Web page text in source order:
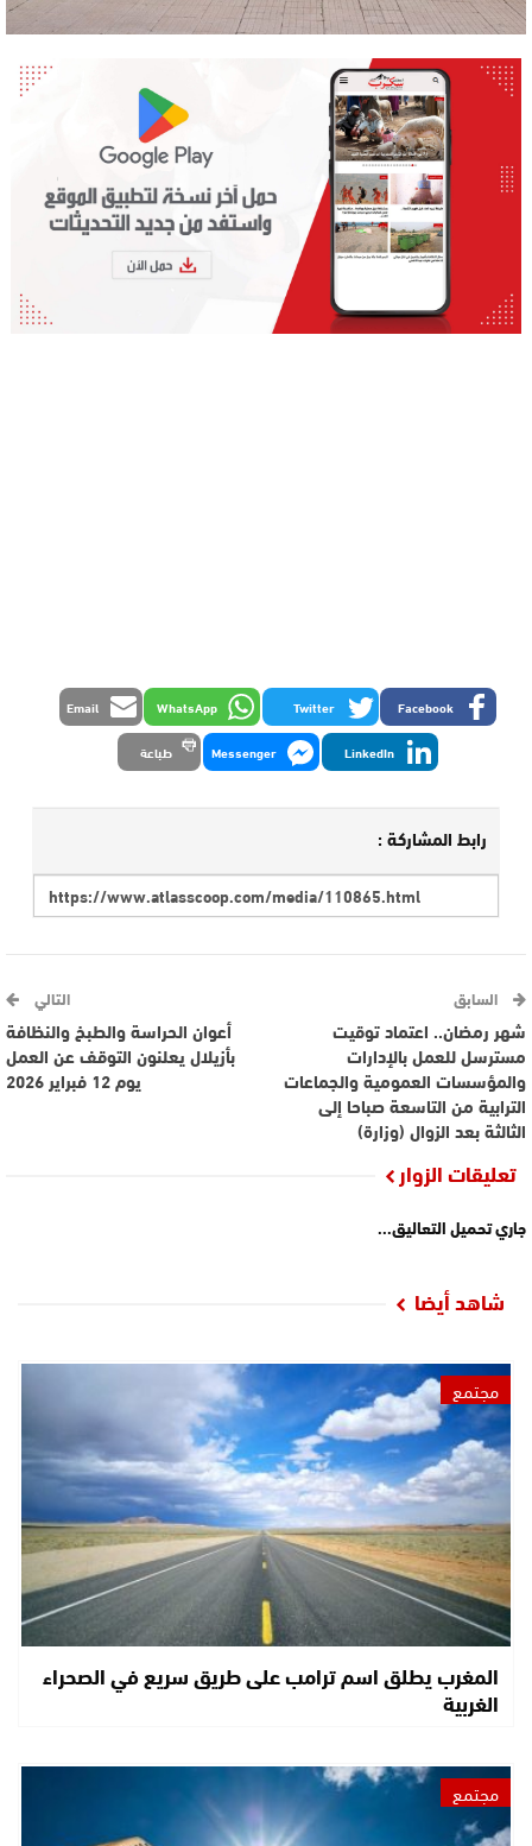
Facebook
Twitter
WhatsApp
Email
LinkedIn
Messenger طباعة
رابط المشاركة :
السابق
شهر رمضان.. اعتماد توقيت
مسترسل للعمل بالإدارات
والمؤسسات العمومية والجماعات
الترابية من التاسعة صباحا إلى
الثالثة بعد الزوال (وزارة)
التالي
أعوان الحراسة والطبخ والنظافة
بأزيلال يعلنون التوقف عن العمل
يوم 12 فبراير 2026
تعليقات الزوار
جاري تحميل التعاليق...
شاهد أيضا
مجتمع
المغرب يطلق اسم ترامب على طريق سريع في الصحراء
الغربية
مجتمع